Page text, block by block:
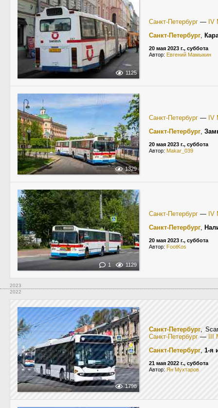
1125
Санкт-Петербург — IV
Санкт-Петербург,
20 мая 2023 г., суббота
Автор: Евгений Мамыкин
1329
Санкт-Петербург — IV
Санкт-Петербург,
20 мая 2023 г., суббота
Автор: Makar_039
1 1129
Санкт-Петербург — IV
Санкт-Петербург,
20 мая 2023 г., суббота
Автор: FootKos
2023
2022
1798
Санкт-Петербург,
Санкт-Петербург —
Санкт-Петербург, 1-я
21 мая 2022 г., суббота
Автор: Ян Мухтаров